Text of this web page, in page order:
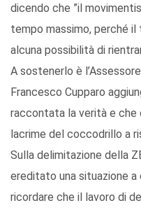
dicendo che ”il
tempo massimo, perché il
alcuna possibilità di
A sostenerlo è
Francesco Cupparo
raccontata la verità e che
lacrime del coccodrillo a
Sulla delimitazione della
ereditato una situazione
ricordare che il lavoro di